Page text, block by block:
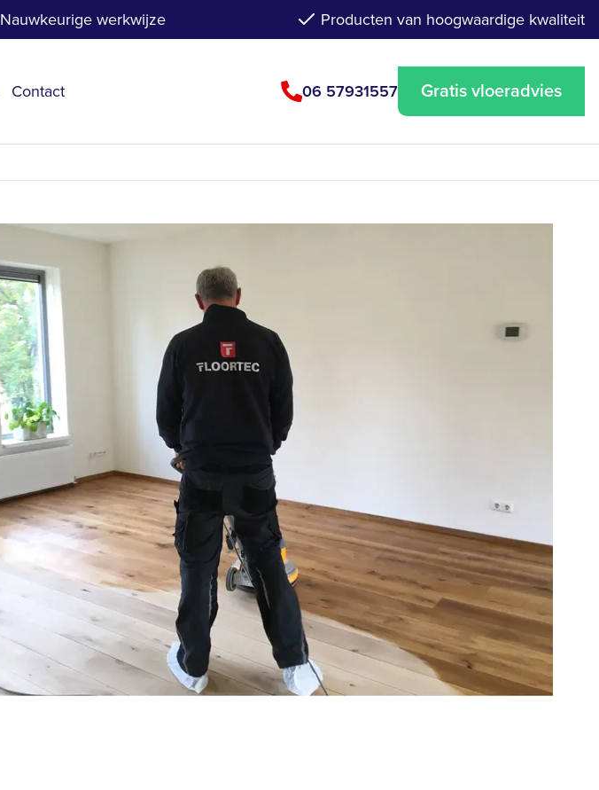
Nauwkeurige werkwijze Producten van hoogwaardige kwaliteit
Contact 06 57931557 Gratis vloeradvies